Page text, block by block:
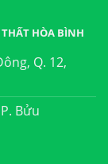
HÒA BÌNH
Q. 12,
Bửu